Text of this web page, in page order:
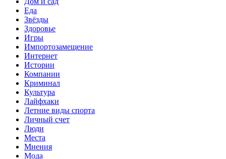
Еда
Звёзды
Здоровье
Игры
Импортозамещение
Интернет
Истории
Компании
Криминал
Культура
Лайфхаки
Летние виды спорта
Личный счет
Люди
Места
Мнения
Мода